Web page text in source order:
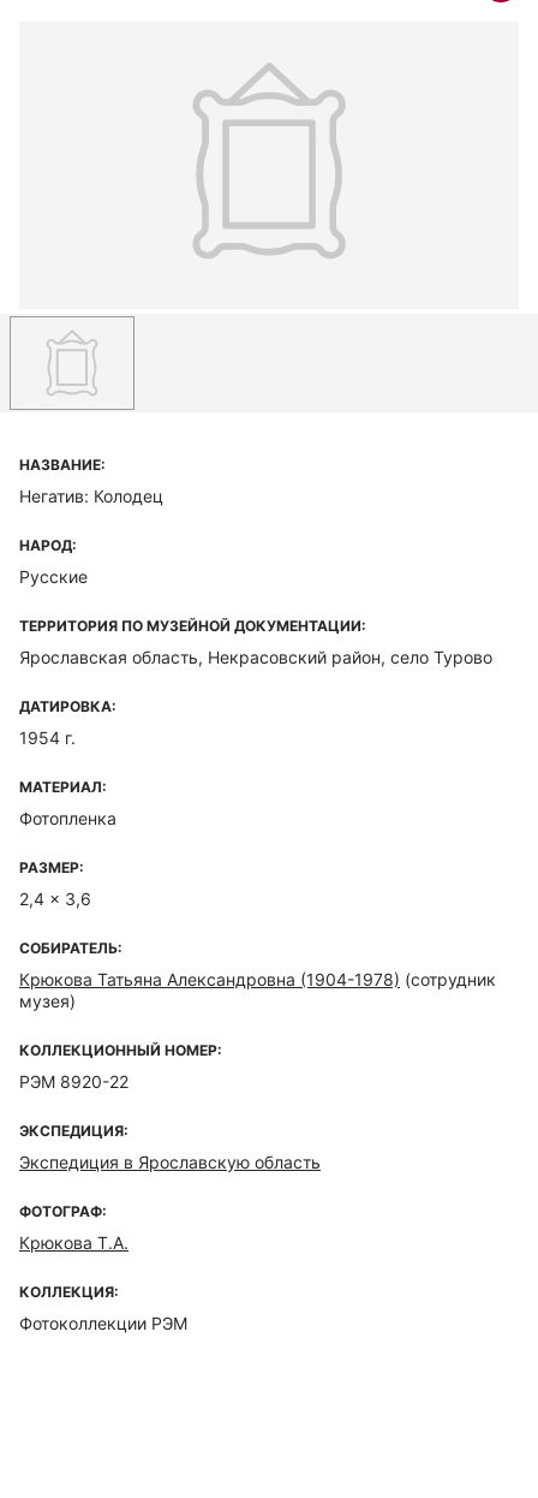
НАЗВАНИЕ:
Негатив: Колодец
НАРОД:
Русские
ТЕРРИТОРИЯ ПО МУЗЕЙНОЙ ДОКУМЕНТАЦИИ:
Ярославская область, Некрасовский район, село Турово
ДАТИРОВКА:
1954 г.
МАТЕРИАЛ:
Фотопленка
РАЗМЕР:
2,4 x 3,6
СОБИРАТЕЛЬ:
Крюкова Татьяна Александровна (1904-1978) (сотрудник
музея)
КОЛЛЕКЦИОННЫЙ НОМЕР:
РЭМ 8920-22
ЭКСПЕДИЦИЯ:
Экспедиция в Ярославскую область
ФОТОГРАФ:
Крюкова Т.А.
КОЛЛЕКЦИЯ:
Фотоколлекции РЭМ